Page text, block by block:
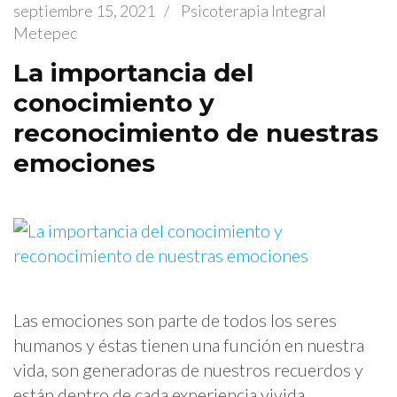
septiembre 15, 2021 /
Psicoterapia Integral
Metepec
La importancia del
conocimiento y
reconocimiento de nuestras
emociones
Las emociones son parte de todos los seres
humanos y éstas tienen una función en nuestra
vida, son generadoras de nuestros recuerdos y